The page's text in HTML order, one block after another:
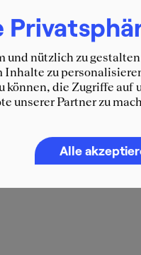
und nützlich zu
Inhalte zu
können, die Zugriffe auf
unserer Partner zu
Alle